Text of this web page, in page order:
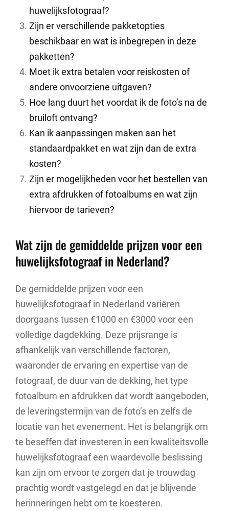
huwelijksfotograaf?
Zijn er verschillende pakketopties
beschikbaar en wat is inbegrepen in deze
pakketten?
Moet ik extra betalen voor reiskosten of
andere onvoorziene uitgaven?
Hoe lang duurt het voordat ik de foto’s na de
bruiloft ontvang?
Kan ik aanpassingen maken aan het
standaardpakket en wat zijn dan de extra
kosten?
Zijn er mogelijkheden voor het bestellen van
extra afdrukken of fotoalbums en wat zijn
hiervoor de tarieven?
Wat zijn de gemiddelde prijzen voor een
huwelijksfotograaf in Nederland?
De gemiddelde prijzen voor een
huwelijksfotograaf in Nederland variëren
doorgaans tussen €1000 en €3000 voor een
volledige dagdekking. Deze prijsrange is
afhankelijk van verschillende factoren,
waaronder de ervaring en expertise van de
fotograaf, de duur van de dekking, het type
fotoalbum en afdrukken dat wordt aangeboden,
de leveringstermijn van de foto’s en zelfs de
locatie van het evenement. Het is belangrijk om
te beseffen dat investeren in een kwaliteitsvolle
huwelijksfotograaf een waardevolle beslissing
kan zijn om ervoor te zorgen dat je trouwdag
prachtig wordt vastgelegd en dat je blijvende
herinneringen hebt om te koesteren.